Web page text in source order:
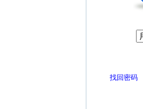
找回密码